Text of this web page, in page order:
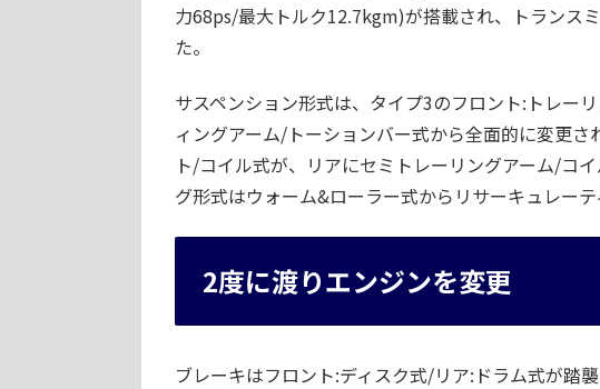
力68ps/最大トルク12.7kgm)が搭載され、トランス
た。
サスペンション形式は、タイプ3のフロント:トレー
ィングアーム/トーションバー式から全面的に変更
ト/コイル式が、リアにセミトレーリングアーム/コ
グ形式はウォーム&ローラー式からリサーキュレー
2度に渡りエンジンを変更
ブレーキはフロント:ディスク式/リア:ドラム式が踏